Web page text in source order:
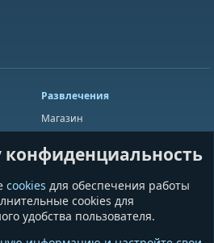
Развлечения
Магазин
Лотереи
Приложения
Разное
cookies для обеспечения работы
cookies для
удобства пользователя.